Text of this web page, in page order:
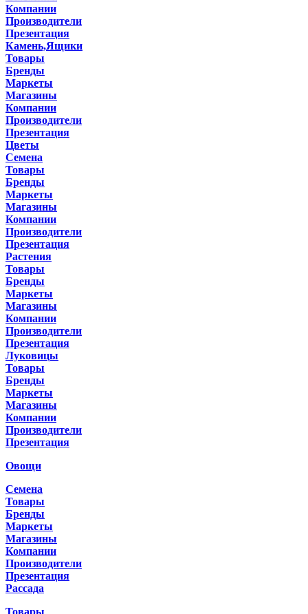
Компании
Производители
Презентация
Камень,Ящики
Товары
Бренды
Маркеты
Магазины
Компании
Производители
Презентация
Цветы
Семена
Товары
Бренды
Маркеты
Магазины
Компании
Производители
Презентация
Растения
Товары
Бренды
Маркеты
Магазины
Компании
Производители
Презентация
Луковицы
Товары
Бренды
Маркеты
Магазины
Компании
Производители
Презентация
Овощи
Семена
Товары
Бренды
Маркеты
Магазины
Компании
Производители
Презентация
Рассада
Товары